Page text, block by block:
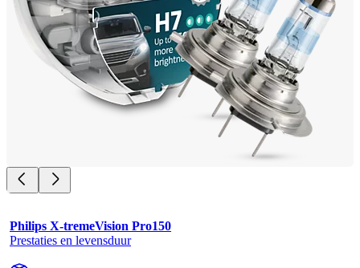
Philips X-tremeVision Pro150
Prestaties en levensduur